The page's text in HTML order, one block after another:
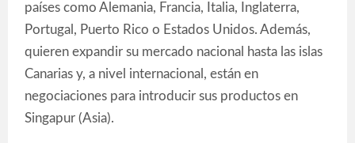
países como Alemania, Francia, Italia, Inglaterra,
Portugal, Puerto Rico o Estados Unidos. Además,
quieren expandir su mercado nacional hasta las islas
Canarias y, a nivel internacional, están en
negociaciones para introducir sus productos en
Singapur (Asia).